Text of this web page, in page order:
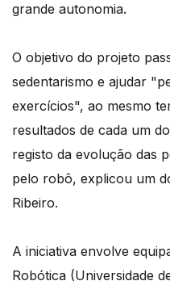
grande autonomia.
O objetivo do projeto
sedentarismo e ajudar
exercícios", ao mesmo
resultados de cada um
registo da evolução das
pelo robô, explicou um
Ribeiro.
A iniciativa envolve
Robótica (Universidade